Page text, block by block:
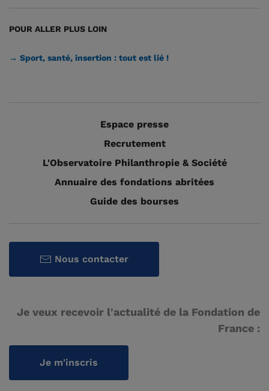
POUR ALLER PLUS LOIN
→ Sport, santé, insertion : tout est lié !
Espace presse
Recrutement
L'Observatoire Philanthropie & Société
Annuaire des fondations abritées
Guide des bourses
Nous contacter
Je veux recevoir l'actualité de la Fondation de
France :
Je m'inscris